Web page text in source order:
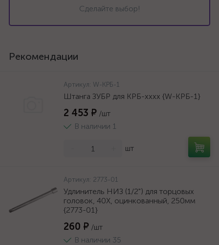
Сделайте выбор!
Рекомендации
Артикул: W-КРБ-1
Штанга ЗУБР для КРБ-хххх {W-КРБ-1}
2 453 ₽ /шт
В наличии 1
шт
Артикул: 2773-01
Удлинитель НИЗ (1/2") для торцовых
головок, 40Х, оцинкованный, 250мм
{2773-01}
260 ₽ /шт
В наличии 35